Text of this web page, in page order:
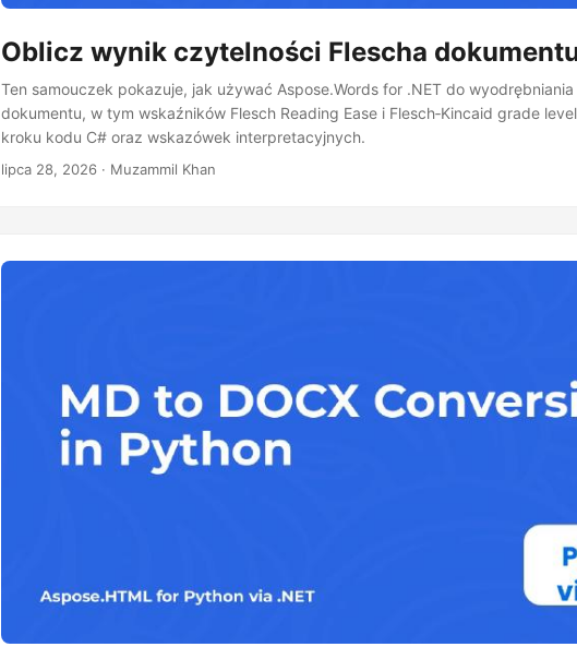
Oblicz wynik czytelności Flescha
Ten samouczek pokazuje, jak używać Aspose.Words for .NET do
dokumentu, w tym wskaźników Flesch Reading Ease i Flesch‑Kincaid grade
kroku kodu C# oraz wskazówek interpretacyjnych.
lipca 28, 2026 · Muzammil Khan